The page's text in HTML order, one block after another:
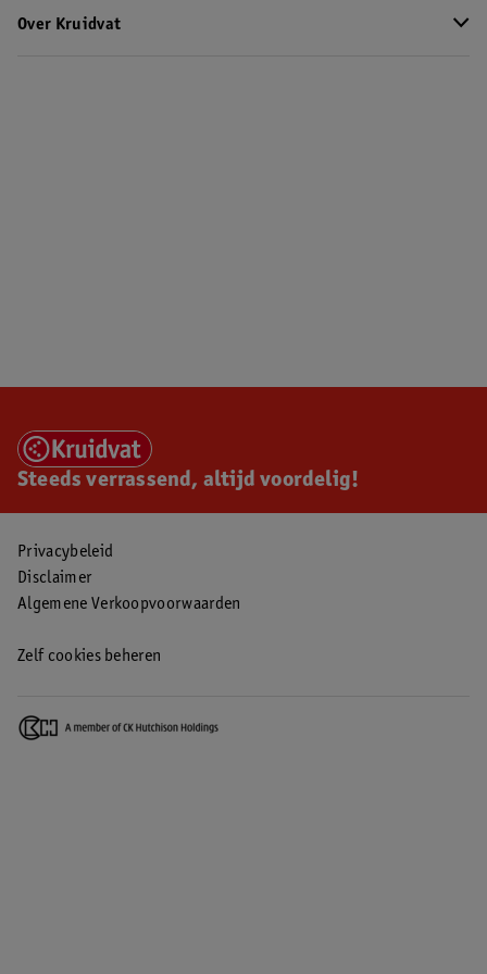
Over Kruidvat
Steeds verrassend, altijd voordelig!
Privacybeleid
Disclaimer
Algemene Verkoopvoorwaarden
Zelf cookies beheren